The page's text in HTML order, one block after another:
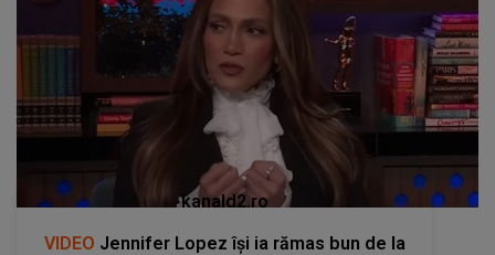
kanald2.ro
VIDEO Jennifer Lopez își ia rămas bun de la